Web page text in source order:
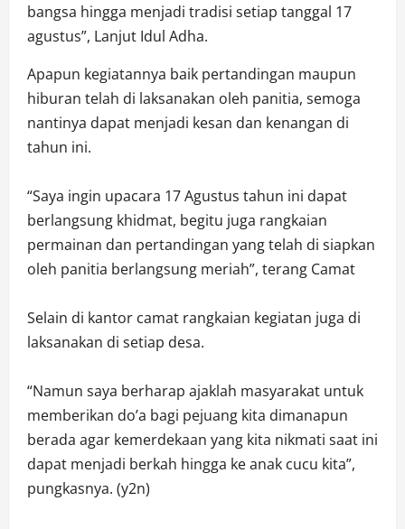
bangsa hingga menjadi tradisi setiap tanggal 17
agustus”, Lanjut Idul Adha.
Apapun kegiatannya baik pertandingan maupun
hiburan telah di laksanakan oleh panitia, semoga
nantinya dapat menjadi kesan dan kenangan di
tahun ini.
“Saya ingin upacara 17 Agustus tahun ini dapat
berlangsung khidmat, begitu juga rangkaian
permainan dan pertandingan yang telah di siapkan
oleh panitia berlangsung meriah”, terang Camat
Selain di kantor camat rangkaian kegiatan juga di
laksanakan di setiap desa.
“Namun saya berharap ajaklah masyarakat untuk
memberikan do’a bagi pejuang kita dimanapun
berada agar kemerdekaan yang kita nikmati saat ini
dapat menjadi berkah hingga ke anak cucu kita”,
pungkasnya. (y2n)